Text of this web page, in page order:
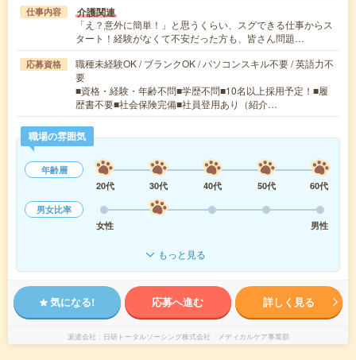
仕事内容 介護関連
「え？意外に簡単！」と思うくらい、スグできる仕事からス
タート！経験がなくて不安だった方も、皆さん問題…
応募資格
職種未経験OK / ブランクOK / パソコンスキル不要 / 英語力不
要
■資格・経験・年齢不問■学歴不問■10名以上採用予定！■履
歴書不要■社会保険完備■社員登用あり（紹介…
職場の雰囲気
年齢層
20代
30代 40代 50代
60代
男女比率
女性
男性
もっと見る
気になる! 応募へ進む 詳しく見る
派遣会社 日研トータルソーシング株式会社 メディカルケア事業部